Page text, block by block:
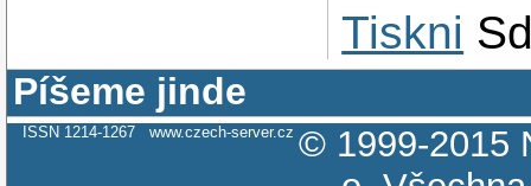
Tiskni
Píšeme jinde
ISSN 1214-1267 www.czech-server.cz © 1999-2015